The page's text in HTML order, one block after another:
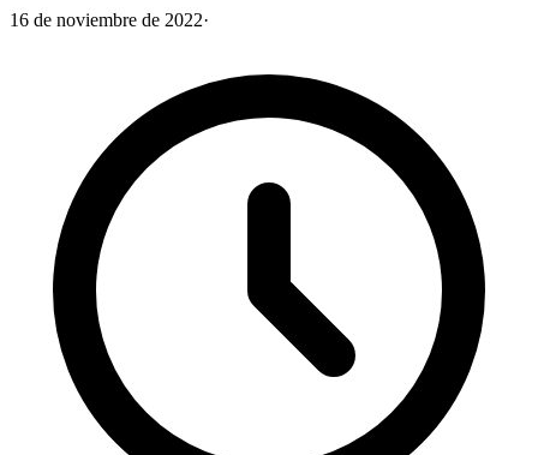
16 de noviembre de 2022·